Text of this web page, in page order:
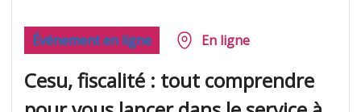
Cesu, fiscalité : tout comprendre
Événement en ligne En ligne